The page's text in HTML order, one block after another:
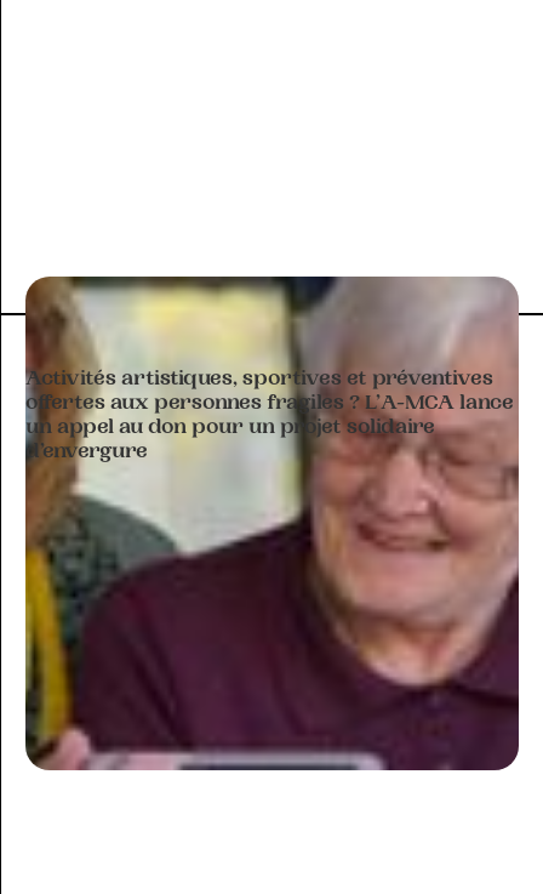
ACTIVITÉ DU CLUB
Activités artistiques, sportives et préventives
offertes aux personnes fragiles ? L’A-MCA lance
un appel au don pour un projet solidaire
d’envergure